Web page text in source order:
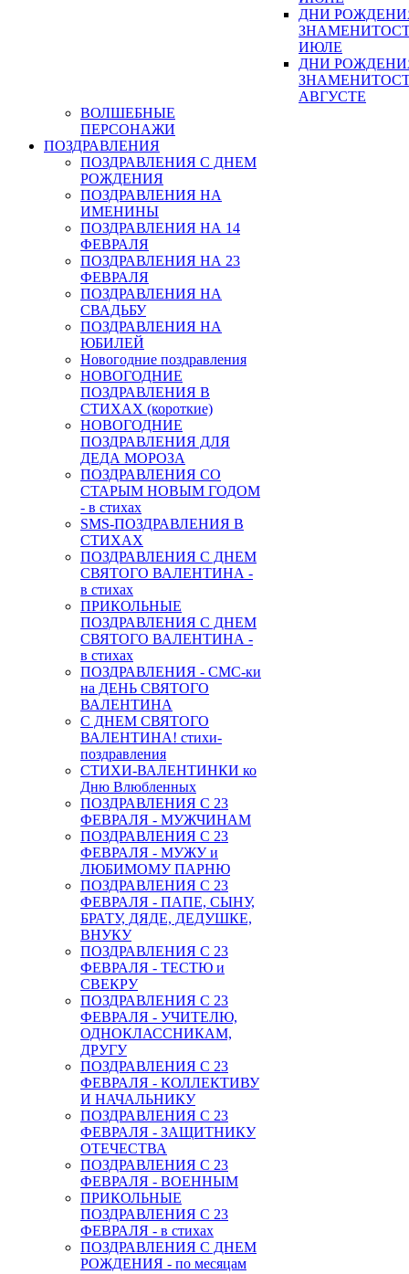
ДНИ
ИЮЛЕ
ДНИ
АВГУСТЕ
ВОЛШЕБНЫЕ
ПЕРСОНАЖИ
ПОЗДРАВЛЕНИЯ
ПОЗДРАВЛЕНИЯ С ДНЕМ
РОЖДЕНИЯ
ПОЗДРАВЛЕНИЯ НА
ИМЕНИНЫ
ПОЗДРАВЛЕНИЯ НА 14
ФЕВРАЛЯ
ПОЗДРАВЛЕНИЯ НА 23
ФЕВРАЛЯ
ПОЗДРАВЛЕНИЯ НА
СВАДЬБУ
ПОЗДРАВЛЕНИЯ НА
ЮБИЛЕЙ
Новогодние поздравления
НОВОГОДНИЕ
ПОЗДРАВЛЕНИЯ В
СТИХАХ (короткие)
НОВОГОДНИЕ
ПОЗДРАВЛЕНИЯ ДЛЯ
ДЕДА МОРОЗА
ПОЗДРАВЛЕНИЯ СО
СТАРЫМ НОВЫМ ГОДОМ
- в стихах
SMS-ПОЗДРАВЛЕНИЯ В
СТИХАХ
ПОЗДРАВЛЕНИЯ С ДНЕМ
СВЯТОГО ВАЛЕНТИНА -
в стихах
ПРИКОЛЬНЫЕ
ПОЗДРАВЛЕНИЯ С ДНЕМ
СВЯТОГО ВАЛЕНТИНА -
в стихах
ПОЗДРАВЛЕНИЯ - СМС-ки
на ДЕНЬ СВЯТОГО
ВАЛЕНТИНА
С ДНЕМ СВЯТОГО
ВАЛЕНТИНА! стихи-
поздравления
СТИХИ-ВАЛЕНТИНКИ ко
Дню Влюбленных
ПОЗДРАВЛЕНИЯ С 23
ФЕВРАЛЯ - МУЖЧИНАМ
ПОЗДРАВЛЕНИЯ С 23
ФЕВРАЛЯ - МУЖУ и
ЛЮБИМОМУ ПАРНЮ
ПОЗДРАВЛЕНИЯ С 23
ФЕВРАЛЯ - ПАПЕ, СЫНУ,
БРАТУ, ДЯДЕ, ДЕДУШКЕ,
ВНУКУ
ПОЗДРАВЛЕНИЯ С 23
ФЕВРАЛЯ - ТЕСТЮ и
СВЕКРУ
ПОЗДРАВЛЕНИЯ С 23
ФЕВРАЛЯ - УЧИТЕЛЮ,
ОДНОКЛАССНИКАМ,
ДРУГУ
ПОЗДРАВЛЕНИЯ С 23
ФЕВРАЛЯ - КОЛЛЕКТИВУ
И НАЧАЛЬНИКУ
ПОЗДРАВЛЕНИЯ С 23
ФЕВРАЛЯ - ЗАЩИТНИКУ
ОТЕЧЕСТВА
ПОЗДРАВЛЕНИЯ С 23
ФЕВРАЛЯ - ВОЕННЫМ
ПРИКОЛЬНЫЕ
ПОЗДРАВЛЕНИЯ С 23
ФЕВРАЛЯ - в стихах
ПОЗДРАВЛЕНИЯ С ДНЕМ
РОЖДЕНИЯ - по месяцам